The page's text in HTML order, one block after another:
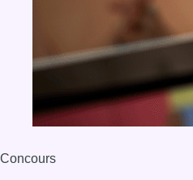
Concours